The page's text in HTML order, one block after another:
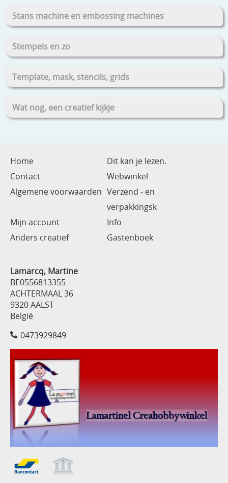
Stans machine en embossing machines
Stempels en zo
Template, mask, stencils, grids
Wat nog, een creatief kijkje
Home
Dit kan je lezen.
Contact
Webwinkel
Algemene voorwaarden Verzend - en
verpakkingsk
Mijn account
Info
Anders creatief
Gastenboek
Lamarcq, Martine
BE0556813355
ACHTERMAAL 36
9320 AALST
België
0473929849